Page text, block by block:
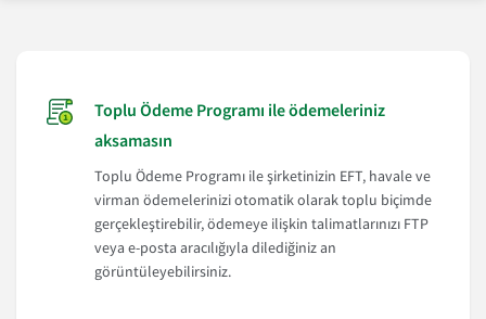
Toplu Ödeme Programı ile ödemeleriniz
aksamasın
Toplu Ödeme Programı ile şirketinizin EFT, havale ve
virman ödemelerinizi otomatik olarak toplu biçimde
gerçekleştirebilir, ödemeye ilişkin talimatlarınızı FTP
veya e-posta aracılığıyla dilediğiniz an
görüntüleyebilirsiniz.